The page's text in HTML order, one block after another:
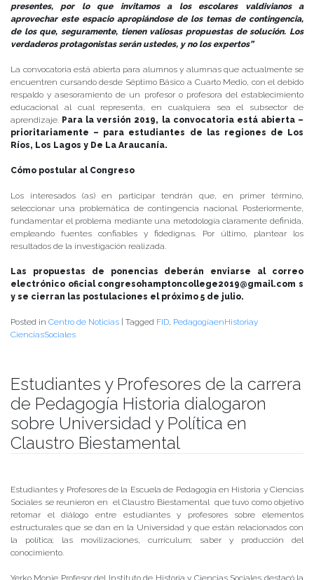
presentes, por lo que invitamos a los escolares valdivianos a
aprovechar este espacio apropiándose de los temas de contingencia,
de los que, seguramente, tienen valiosas propuestas de solución. Los
verdaderos protagonistas serán ustedes, y no los expertos”
La convocatoria está abierta para alumnos y alumnas que actualmente se
encuentren cursando desde Séptimo Básico a Cuarto Medio, con el debido
respaldo y asesoramiento de un profesor o profesora del establecimiento
educacional al cual representa, en cualquiera sea el subsector de
aprendizaje. Para la versión 2019, la convocatoria está abierta –
prioritariamente – para estudiantes de las regiones de Los
Ríos, Los Lagos y De La Araucanía.
Cómo postular al Congreso
Los interesados (as) en participar tendrán que, en primer término,
seleccionar una problemática de contingencia nacional. Posteriormente,
fundamentar el problema mediante una metodología claramente definida,
empleando fuentes confiables y fidedignas. Por último, plantear los
resultados de la investigación realizada.
Las propuestas de ponencias deberán enviarse al correo
electrónico oficial congresohamptoncollege2019@gmail.com s
y se cierran las postulaciones el próximo 5 de julio.
Posted in Centro de Noticias Tagged FID, PedagogíaenHistoriay
CienciasSociales
Estudiantes y Profesores de la carrera
de Pedagogía Historia dialogaron
sobre Universidad y Política en
Claustro Biestamental
Estudiantes y Profesores de la Escuela de Pedagogía en Historia y Ciencias
Sociales se reunieron en el Claustro Biestamental que tuvo como objetivo
retomar el diálogo entre estudiantes y profesores sobre elementos
estructurales que se dan en la Universidad y que están relacionados con
la política; las movilizaciones, curriculum; saber y producción del
conocimiento.
Yerko Monje Profesor del Instituto de Historia y Ciencias Sociales destacó la